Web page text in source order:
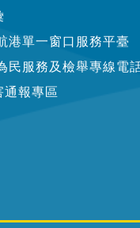
港單一窗口服務平臺
民服務及檢舉專線電
通報專區